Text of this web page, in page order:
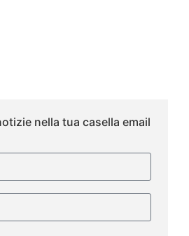
nella tua casella email